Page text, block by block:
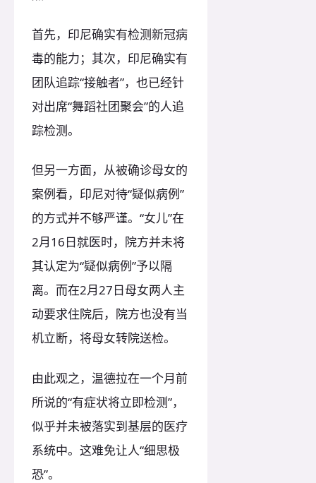
首先，印尼确实有检测新冠病
毒的能力；其次，印尼确实有
团队追踪“接触者”，也已经针
对出席“舞蹈社团聚会”的人追
踪检测。
但另一方面，从被确诊母女的
案例看，印尼对待“疑似病例”
的方式并不够严谨。“女儿”在
2月16日就医时，院方并未将
其认定为“疑似病例”予以隔
离。而在2月27日母女两人主
动要求住院后，院方也没有当
机立断，将母女转院送检。
由此观之，温德拉在一个月前
所说的“有症状将立即检测”，
似乎并未被落实到基层的医疗
系统中。这难免让人“细思极
恐”。